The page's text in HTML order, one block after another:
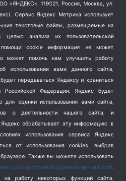
«ЯНДЕКС», 119021, Россия, Москва, ул.
Сервис Яндекс Метрика использует
текстовые файлы, размещаемые на
целью анализа их пользовательской
cookie информация не может
может помочь нам улучшить работу
использовании вами данного сайта,
передаваться Яндексу и храниться
Федерации. Яндекс будет
для оценки использования вами сайта,
о деятельности нашего сайта, и
Яндекс обрабатывает эту информацию в
использования сервиса Яндекс
от использования cookies, выбрав
Также вы можете использовать
support/metrika/general/opt-out.html.
работу некоторых функций сайта.